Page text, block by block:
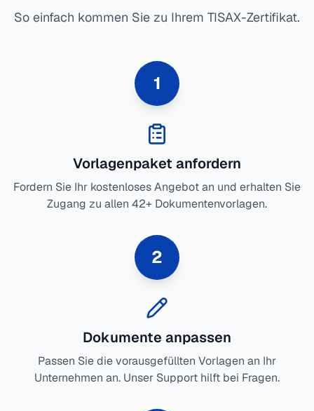
So einfach kommen Sie zu Ihrem TISAX-Zertifikat.
1
Vorlagenpaket anfordern
Fordern Sie Ihr kostenloses Angebot an und erhalten Sie
Zugang zu allen 42+ Dokumentenvorlagen.
2
Dokumente anpassen
Passen Sie die vorausgefüllten Vorlagen an Ihr
Unternehmen an. Unser Support hilft bei Fragen.